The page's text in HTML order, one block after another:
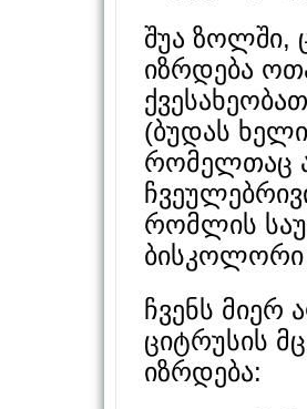
შუა ზოლში,
იზრდება
(ბუდას
რომელთაც
რომლის
ბისკოლორი
ჩვენს
ციტრუსის
იზრდება: